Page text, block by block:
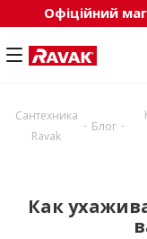
Офіційний
Сантехника
Ravak
- Блог -
Как